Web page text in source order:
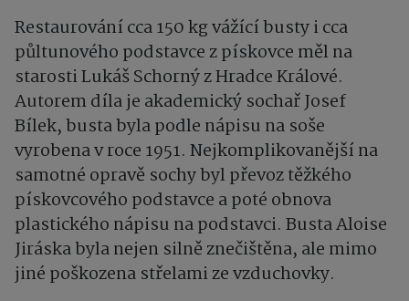
Restaurování cca 150 kg vážící busty i cca
půltunového podstavce z pískovce měl na
starosti Lukáš Schorný z Hradce Králové.
Autorem díla je akademický sochař Josef
Bílek, busta byla podle nápisu na soše
vyrobena v roce 1951. Nejkomplikovanější na
samotné opravě sochy byl převoz těžkého
pískovcového podstavce a poté obnova
plastického nápisu na podstavci. Busta Aloise
Jiráska byla nejen silně znečištěna, ale mimo
jiné poškozena střelami ze vzduchovky.